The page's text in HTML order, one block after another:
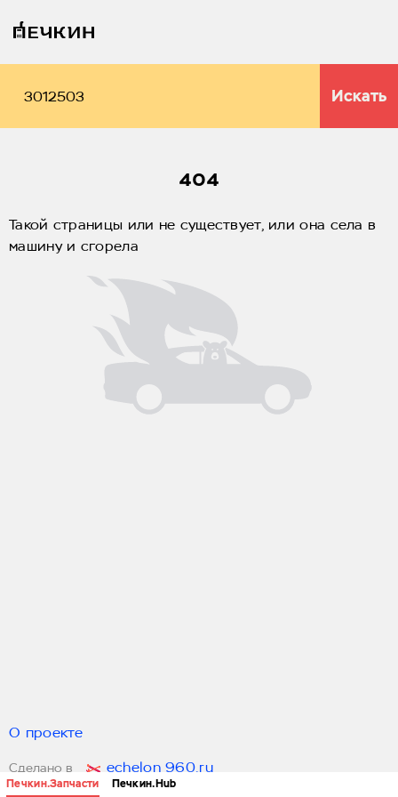
Печкин.Запчасти Печкин.Hub
Искать
404
Такой страницы или не существует, или она села в
машину и сгорела
О проекте
Сделано в echelon 960.ru